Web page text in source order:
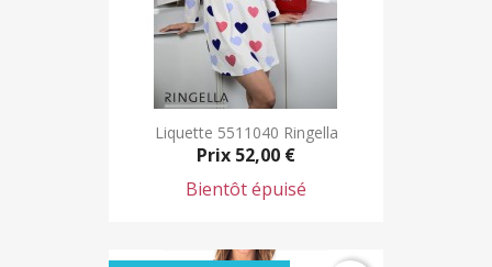
Liquette 5511040 Ringella
Prix 52,00 €
Bientôt épuisé